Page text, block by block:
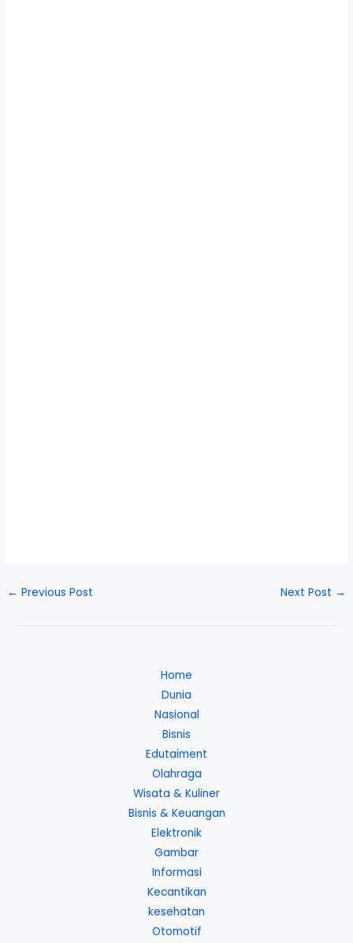
← Previous Post Next Post →
Home
Dunia
Nasional
Bisnis
Edutaiment
Olahraga
Wisata & Kuliner
Bisnis & Keuangan
Elektronik
Gambar
Informasi
Kecantikan
kesehatan
Otomotif